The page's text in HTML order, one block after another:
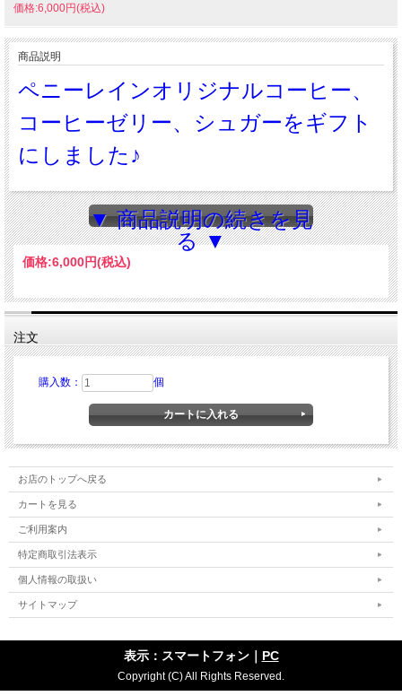
価格:6,000円(税込)
商品説明
ペニーレインオリジナルコーヒー、
コーヒーゼリー、シュガーをギフト
にしました♪
御中元やお歳暮にもおススメです！
▼ 商品説明の続きを見
る ▼
価格:6,000円(税込)
注文
購入数： 個
お店のトップへ戻る
カートを見る
ご利用案内
特定商取引法表示
個人情報の取扱い
サイトマップ
表示：スマートフォン｜ PC
Copyright (C) All Rights Reserved.